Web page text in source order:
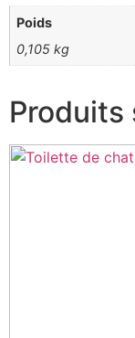
Poids
0,105 kg
Produits